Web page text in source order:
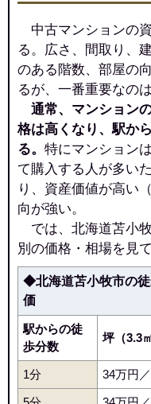
本町ハイツ
住所 北海道苫小
交通 苫小牧駅（
相場
290万円
(5.0万円/㎡
マ
無料
ロイヤルハイツま
住所 北海道苫小
相場
630万円
(9.0万円/㎡
マ
中古マンションの
る。広さ、間取り、
のある階数、部屋の
るが、一番重要なの
通常、マンション
格は高くなり、駅か
る。 特にマンション
て購入する人が多い
り、資産価値が高い
向が強い。
では、北海道苫小
別の価格・相場を見
◆北海道苫小牧市の
価
駅からの徒
歩分数
坪（3.3
1分 34万円